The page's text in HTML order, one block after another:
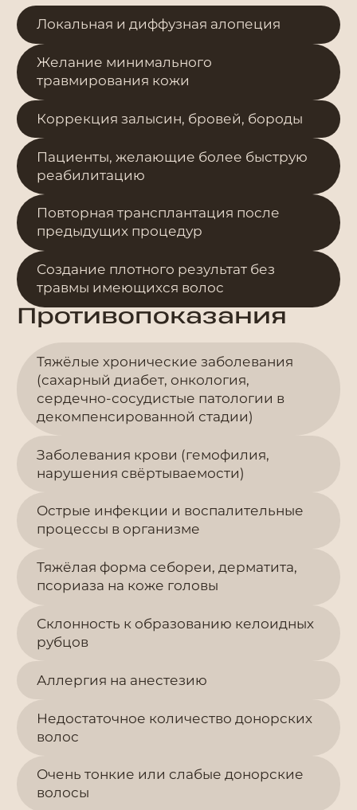
Локальная и диффузная алопеция
Желание минимального
травмирования кожи
Коррекция залысин, бровей, бороды
Пациенты, желающие более быструю
реабилитацию
Повторная трансплантация после
предыдущих процедур
Создание плотного результат без
травмы имеющихся волос
Противопоказания
Тяжёлые хронические заболевания
(сахарный диабет, онкология,
сердечно-сосудистые патологии в
декомпенсированной стадии)
Заболевания крови (гемофилия,
нарушения свёртываемости)
Острые инфекции и воспалительные
процессы в организме
Тяжёлая форма себореи, дерматита,
псориаза на коже головы
Склонность к образованию келоидных
рубцов
Аллергия на анестезию
Недостаточное количество донорских
волос
Очень тонкие или слабые донорские
волосы